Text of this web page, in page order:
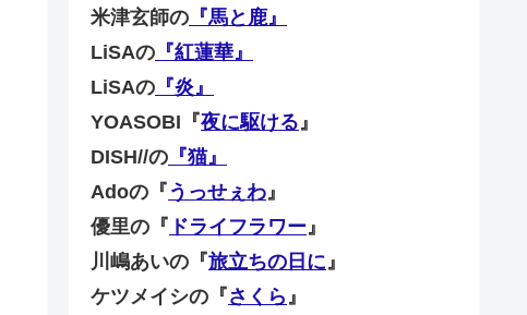
米津玄師の 『馬と鹿』
LiSAの 『紅蓮華』
LiSAの 『炎』
YOASOBI『夜に駆ける 』
DISH//の 『猫』
Adoの『うっせぇわ 』
優里の『 ドライフラワー 』
川嶋あいの『旅立ちの日に 』
ケツメイシの『さくら 』